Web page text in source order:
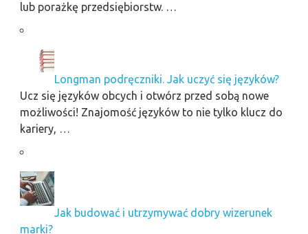
lub porażkę przedsiębiorstw. …
Longman podręczniki. Jak uczyć się języków?
Ucz się języków obcych i otwórz przed sobą nowe
możliwości! Znajomość języków to nie tylko klucz do
kariery, …
Jak budować i utrzymywać dobry wizerunek
marki?